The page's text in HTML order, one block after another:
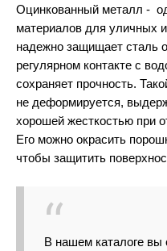
Оцинкованный металл -
материалов для уличных
надежно защищает сталь
регулярном контакте с
сохраняет прочность.
не деформируется,
хорошей жесткостью при
Его можно окрасить
чтобы защитить
В нашем каталоге вы